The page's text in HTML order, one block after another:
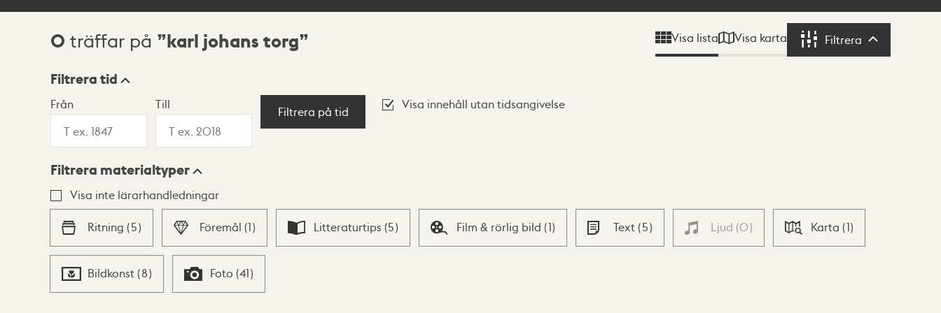
Sökresultat
0 träffar på karl johans torg Visa lista Visa karta Filtrera Filtrera
Visningsläge
Lista Karta
Filtrera tid
Från Till
Filtrera på tid
Visa innehåll utan tidsangivelse
Filtrera materialtyper
Visa inte lärarhandledningar
Ritning (5) Föremål (1) Litteraturtips (5) Film & rörlig bild (1) Text (5) Ljud (0) Karta (1)
Bildkonst (8) Foto (41)